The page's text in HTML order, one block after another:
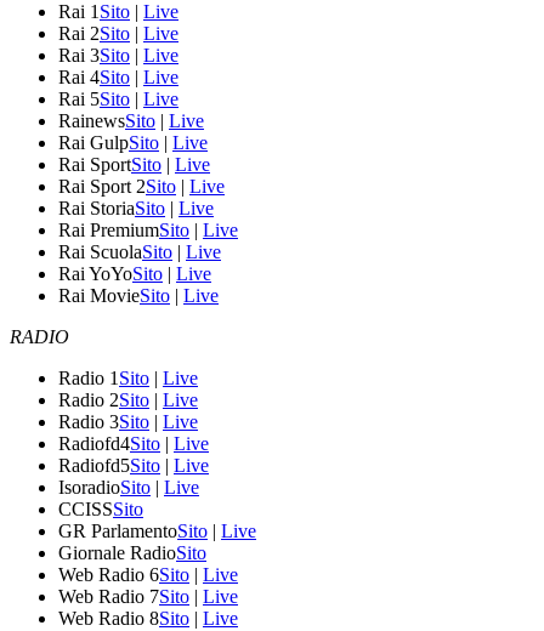
Rai 1 Sito | Live
Rai 2Sito | Live
Rai 3Sito | Live
Rai 4Sito | Live
Rai 5Sito | Live
RainewsSito | Live
Rai GulpSito | Live
Rai SportSito | Live
Rai Sport 2Sito | Live
Rai StoriaSito | Live
Rai PremiumSito | Live
Rai ScuolaSito | Live
Rai YoYoSito | Live
Rai MovieSito | Live
RADIO
Radio 1 Sito | Live
Radio 2Sito | Live
Radio 3Sito | Live
Radiofd4Sito | Live
Radiofd5Sito | Live
IsoradioSito | Live
CCISSSito
GR ParlamentoSito | Live
Giornale RadioSito
Web Radio 6Sito | Live
Web Radio 7Sito | Live
Web Radio 8Sito | Live